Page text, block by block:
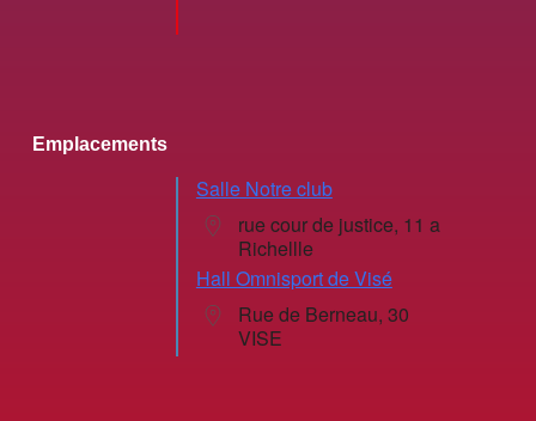
Emplacements
Salle Notre club
rue cour de justice, 11 a
Richellle
Hall Omnisport de Visé
Rue de Berneau, 30
VISE